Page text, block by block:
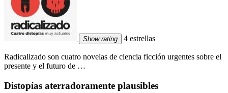
Show rating 4 estrellas
Radicalizado son cuatro novelas de ciencia ficción urgentes sobre el
presente y el futuro de …
Distopías aterradoramente plausibles